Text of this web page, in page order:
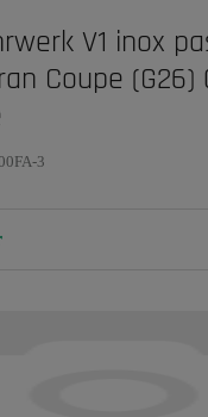
V1 inox
Coupe (G26)
3